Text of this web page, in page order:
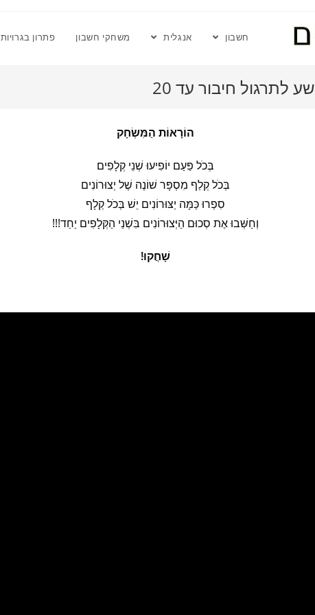
חשבון אנגלית משחקי חשבון פתרון בגרויות
חיבור עד 20
הוֹרָאוֹת הַמִּשְׂחָק
בְּכֹל פַּעַם יוֹפִיעוּ שְׁנֵי קְלָפִים
בְּכֹל קְלַף מִסְפָּר שׁוֹנֶה שֶׁל יְצוּרוֹנִים
סִפְרוּ כַּמָּה יַצּוּרוֹנִים יֵשׁ בְּכֹל קְלָף
וְחַשְּׁבוּ אֶת סְכוּם הַיְּצוּרוֹנִים בִּשְׁנֵי הַקְּלָפִים יַחַד!!!
שָׁחֲקוּ!